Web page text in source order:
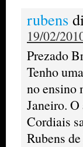
rubens
19/02/
Prezado
Tenho
no ensino
Janeiro.
Cordiais
Rubens